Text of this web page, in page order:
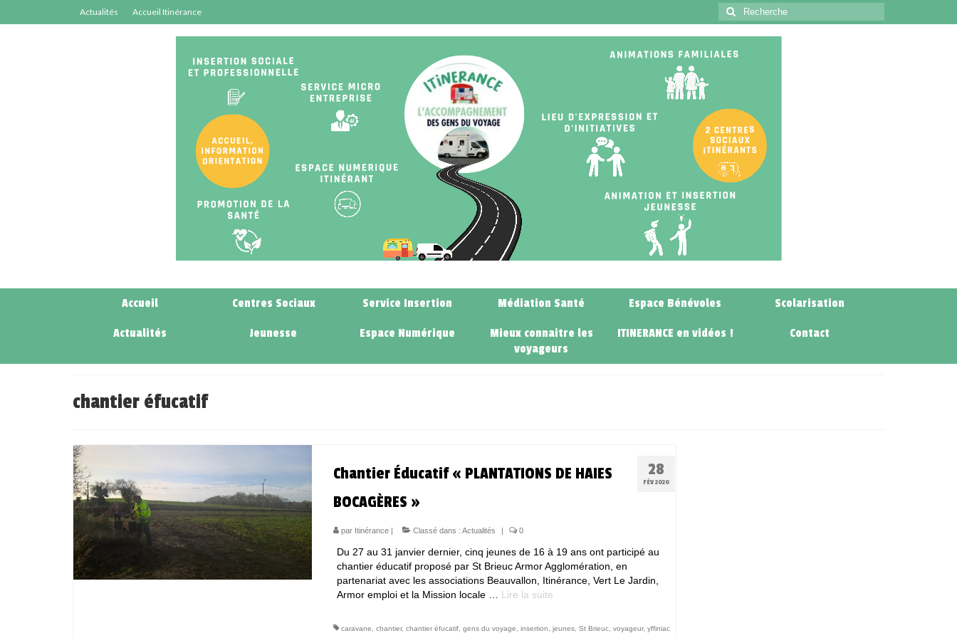
Actualités Accueil Itinérance
Accueil Centres Sociaux Service Insertion Médiation Santé Espace Bénévoles Scolarisation
Actualités Jeunesse Espace Numérique
Mieux connaitre les
voyageurs
ITINERANCE en vidéos ! Contact
chantier éfucatif
28
FÉV 2020
Chantier Éducatif « PLANTATIONS DE HAIES
BOCAGÈRES »
par Itinérance| Classé dans : Actualités | 0
Du 27 au 31 janvier dernier, cinq jeunes de 16 à 19 ans ont participé au
chantier éducatif proposé par St Brieuc Armor Agglomération, en
partenariat avec les associations Beauvallon, Itinérance, Vert Le Jardin,
Armor emploi et la Mission locale … Lire la suite­­
caravane chantier, chantier éfucatif, gens du voyage insertion jeunes, St Brieuc, voyageur, yffiniac